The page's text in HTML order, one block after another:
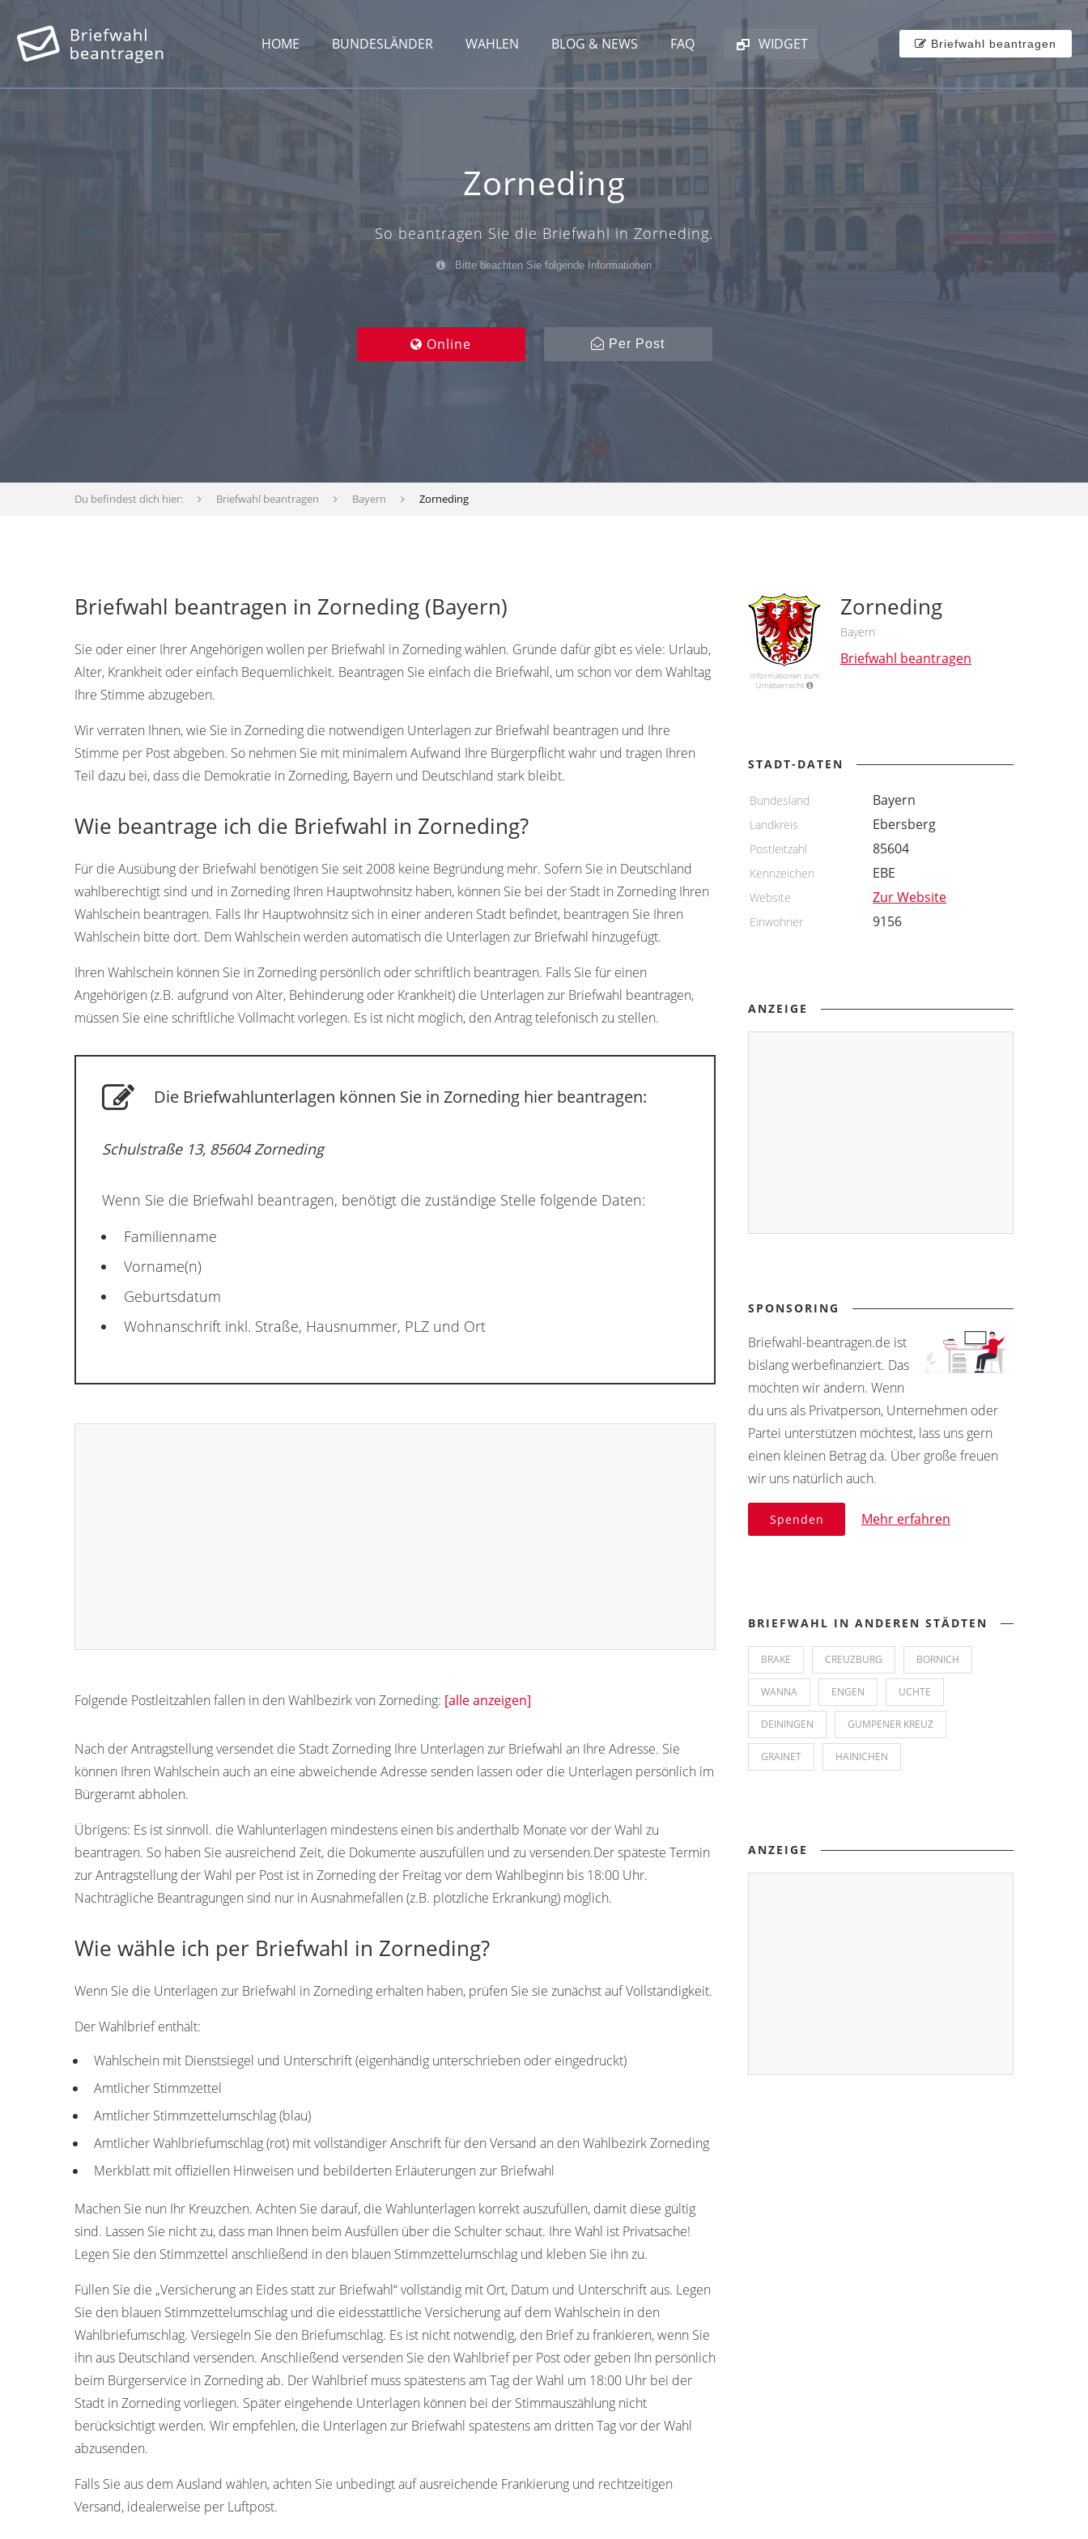
HOME BUNDESLÄNDER WAHLEN BLOG & NEWS FAQ WIDGET Briefwahl beantragen
Zorneding
So beantragen Sie die Briefwahl in Zorneding.
Bitte beachten Sie folgende Informationen
Online Per Post
Du befindest dich hier: Briefwahl beantragen Bayern Zorneding
Briefwahl beantragen in Zorneding (Bayern)
Sie oder einer Ihrer Angehörigen wollen per Briefwahl in Zorneding wählen. Gründe dafür gibt es viele: Urlaub,
Alter, Krankheit oder einfach Bequemlichkeit. Beantragen Sie einfach die Briefwahl, um schon vor dem Wahltag
Ihre Stimme abzugeben.
Wir verraten Ihnen, wie Sie in Zorneding die notwendigen Unterlagen zur Briefwahl beantragen und Ihre
Stimme per Post abgeben. So nehmen Sie mit minimalem Aufwand Ihre Bürgerpflicht wahr und tragen Ihren
Teil dazu bei, dass die Demokratie in Zorneding, Bayern und Deutschland stark bleibt.
Wie beantrage ich die Briefwahl in Zorneding?
Für die Ausübung der Briefwahl benötigen Sie seit 2008 keine Begründung mehr. Sofern Sie in Deutschland
wahlberechtigt sind und in Zorneding Ihren Hauptwohnsitz haben, können Sie bei der Stadt in Zorneding Ihren
Wahlschein beantragen. Falls Ihr Hauptwohnsitz sich in einer anderen Stadt befindet, beantragen Sie Ihren
Wahlschein bitte dort. Dem Wahlschein werden automatisch die Unterlagen zur Briefwahl hinzugefügt.
Ihren Wahlschein können Sie in Zorneding persönlich oder schriftlich beantragen. Falls Sie für einen
Angehörigen (z.B. aufgrund von Alter, Behinderung oder Krankheit) die Unterlagen zur Briefwahl beantragen,
müssen Sie eine schriftliche Vollmacht vorlegen. Es ist nicht möglich, den Antrag telefonisch zu stellen.
Die Briefwahlunterlagen können Sie in Zorneding hier beantragen:
Schulstraße 13, 85604 Zorneding
Wenn Sie die Briefwahl beantragen, benötigt die zuständige Stelle folgende Daten:
Familienname
Vorname(n)
Geburtsdatum
Wohnanschrift inkl. Straße, Hausnummer, PLZ und Ort
Folgende Postleitzahlen fallen in den Wahlbezirk von Zorneding: [alle anzeigen]
Nach der Antragstellung versendet die Stadt Zorneding Ihre Unterlagen zur Briefwahl an Ihre Adresse. Sie
können Ihren Wahlschein auch an eine abweichende Adresse senden lassen oder die Unterlagen persönlich im
Bürgeramt abholen.
Übrigens: Es ist sinnvoll. die Wahlunterlagen mindestens einen bis anderthalb Monate vor der Wahl zu
beantragen. So haben Sie ausreichend Zeit, die Dokumente auszufüllen und zu versenden.Der späteste Termin
zur Antragstellung der Wahl per Post ist in Zorneding der Freitag vor dem Wahlbeginn bis 18:00 Uhr.
Nachträgliche Beantragungen sind nur in Ausnahmefällen (z.B. plötzliche Erkrankung) möglich.
Wie wähle ich per Briefwahl in Zorneding?
Wenn Sie die Unterlagen zur Briefwahl in Zorneding erhalten haben, prüfen Sie sie zunächst auf Vollständigkeit.
Der Wahlbrief enthält:
Wahlschein mit Dienstsiegel und Unterschrift (eigenhändig unterschrieben oder eingedruckt)
Amtlicher Stimmzettel
Amtlicher Stimmzettelumschlag (blau)
Amtlicher Wahlbriefumschlag (rot) mit vollständiger Anschrift für den Versand an den Wahlbezirk Zorneding
Merkblatt mit offiziellen Hinweisen und bebilderten Erläuterungen zur Briefwahl
Machen Sie nun Ihr Kreuzchen. Achten Sie darauf, die Wahlunterlagen korrekt auszufüllen, damit diese gültig
sind. Lassen Sie nicht zu, dass man Ihnen beim Ausfüllen über die Schulter schaut. Ihre Wahl ist Privatsache!
Legen Sie den Stimmzettel anschließend in den blauen Stimmzettelumschlag und kleben Sie ihn zu.
Füllen Sie die „Versicherung an Eides statt zur Briefwahl“ vollständig mit Ort, Datum und Unterschrift aus. Legen
Sie den blauen Stimmzettelumschlag und die eidesstattliche Versicherung auf dem Wahlschein in den
Wahlbriefumschlag. Versiegeln Sie den Briefumschlag. Es ist nicht notwendig, den Brief zu frankieren, wenn Sie
ihn aus Deutschland versenden. Anschließend versenden Sie den Wahlbrief per Post oder geben Ihn persönlich
beim Bürgerservice in Zorneding ab. Der Wahlbrief muss spätestens am Tag der Wahl um 18:00 Uhr bei der
Stadt in Zorneding vorliegen. Später eingehende Unterlagen können bei der Stimmauszählung nicht
berücksichtigt werden. Wir empfehlen, die Unterlagen zur Briefwahl spätestens am dritten Tag vor der Wahl
abzusenden.
Falls Sie aus dem Ausland wählen, achten Sie unbedingt auf ausreichende Frankierung und rechtzeitigen
Versand, idealerweise per Luftpost.
Informationen zum
Urheberrecht
Zorneding
Bayern
Briefwahl beantragen
STADT-DATEN
Bundesland Bayern
Landkreis Ebersberg
Postleitzahl 85604
Kennzeichen EBE
Website Zur Website
Einwohner 9156
ANZEIGE
SPONSORING
Briefwahl-beantragen.de ist
bislang werbefinanziert. Das
möchten wir ändern. Wenn
du uns als Privatperson, Unternehmen oder
Partei unterstützen möchtest, lass uns gern
einen kleinen Betrag da. Über große freuen
wir uns natürlich auch.
Spenden Mehr erfahren
BRIEFWAHL IN ANDEREN STÄDTEN
BRAKE CREUZBURG BORNICH
WANNA ENGEN UCHTE
DEININGEN GUMPENER KREUZ
GRAINET HAINICHEN
ANZEIGE